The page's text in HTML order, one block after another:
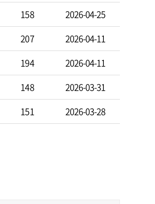
158
2026-04-25
207
2026-04-11
194
2026-04-11
148
2026-03-31
151 2026-03-28